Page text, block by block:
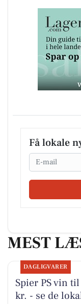
Få lokale
Email
MEST
DAGLIGVARER
Spier PS vin
kr. - se de